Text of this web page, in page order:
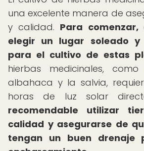
una excelente manera de
y calidad. Para
elegir un lugar soleado y
para el cultivo de estas
hierbas medicinales,
albahaca y la salvia,
horas de luz solar
recomendable utilizar
calidad y asegurarse de
tengan un buen drenaje